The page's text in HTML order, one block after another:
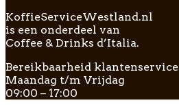
KoffieServiceWestland.nl
is een onderdeel van
Coffee & Drinks d’Italia.
Bereikbaarheid klantenservice
Maandag t/m Vrijdag
09:00 – 17:00